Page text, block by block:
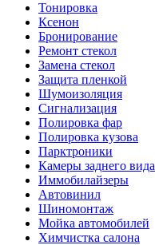
Тонировка
Ксенон
Бронирование
Ремонт стекол
Замена стекол
Защита пленкой
Шумоизоляция
Сигнализация
Полировка фар
Полировка кузова
Парктроники
Камеры заднего вида
Иммобилайзеры
Автовинил
Шиномонтаж
Мойка автомобилей
Химчистка салона